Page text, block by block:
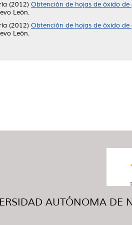
(2012) Obtención de hojas de óxido
León.
(2012) Obtención de hojas de óxido
León.
AUTÓNOMA DE